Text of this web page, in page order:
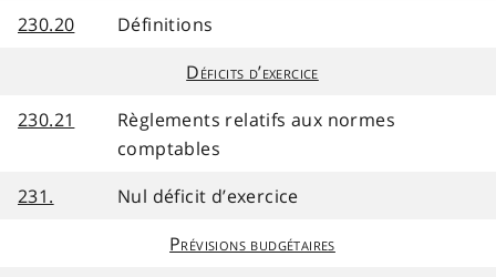
230.20
Définitions
Déficits d’exercice
230.21
Règlements relatifs aux normes
comptables
231.
Nul déficit d’exercice
Prévisions budgétaires